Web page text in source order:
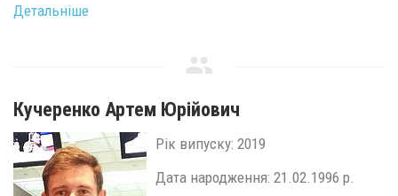
Детальніше
Кучеренко Артем Юрійович
Рік випуску: 2019
Дата народження: 21.02.1996 р.